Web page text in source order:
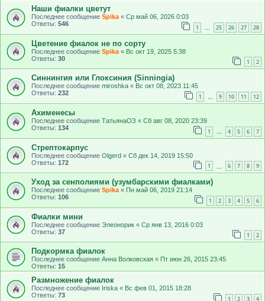
Наши фиалки цветут
Последнее сообщение Spika « Ср май 06, 2026 0:03
Ответы: 546 1 … 25 26 27 28
Цветение фиалок не по сорту
Последнее сообщение Spika « Вс окт 19, 2025 5:38
Ответы: 30 1 2
Синнингия или Глоксиния (Sinningia)
Последнее сообщение miroshka « Вс окт 08, 2023 11:45
Ответы: 232 1 … 9 10 11 12
Ахименесы
Последнее сообщение ТатьянаОЗ « Сб авг 08, 2020 23:39
Ответы: 134 1 … 4 5 6 7
Стрептокарпус
Последнее сообщение Olgerd « Сб дек 14, 2019 15:50
Ответы: 172 1 6 7 8 9
Уход за сенполиями (узумбарскими фиалками)
Последнее сообщение Spika « Пн май 06, 2019 21:14
Ответы: 106 1 2 3 4 5 6
Фиалки мини
Последнее сообщение Элеонорик « Ср янв 13, 2016 0:03
Ответы: 37 1 2
Подкормка фиалок
Последнее сообщение Анна Волковская « Пт июн 26, 2015 23:45
Ответы: 15
Размножение фиалок
Последнее сообщение Iriska « Вс фев 01, 2015 18:28
Ответы: 73 1 2 3 4